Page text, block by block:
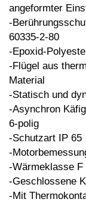
angeformter
-
60335-2-80
-Epoxid-
-Flügel aus
Material
-Statisch und
-Asynchron
6-polig
-Schutzart IP 65
-
-Wärmeklasse F
-Geschlossene
-Mit